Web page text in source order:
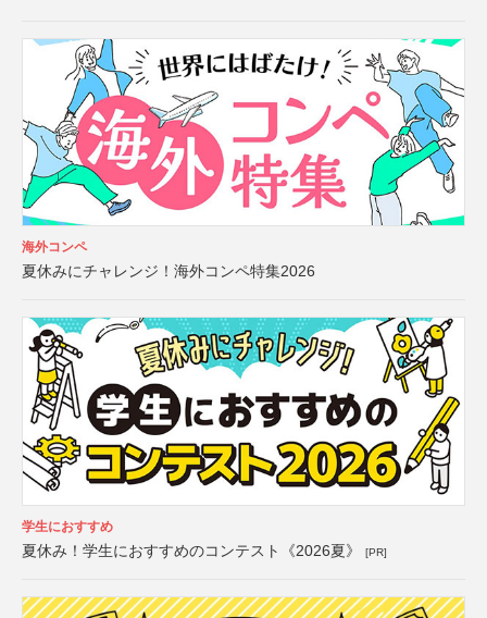
海外コンペ
夏休みにチャレンジ！海外コンペ特集2026
学生におすすめ
夏休み！学生におすすめのコンテスト《2026夏》 [PR]